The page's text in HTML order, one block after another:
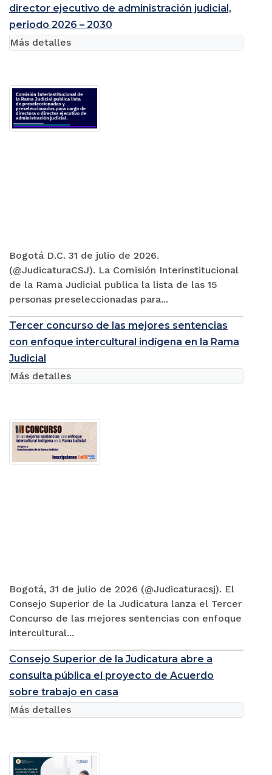
director ejecutivo de administración judicial,
periodo 2026 – 2030
Bogotá D.C. 31 de julio de 2026.
(@JudicaturaCSJ). La Comisión Interinstitucional
de la Rama Judicial publica la lista de las 15
personas preseleccionadas para...
Más detalles
Tercer concurso de las mejores sentencias
con enfoque intercultural indígena en la Rama
Judicial
Bogotá, 31 de julio de 2026 (@Judicaturacsj). El
Consejo Superior de la Judicatura lanza el Tercer
Concurso de las mejores sentencias con enfoque
intercultural...
Más detalles
Consejo Superior de la Judicatura abre a
consulta pública el proyecto de Acuerdo
sobre trabajo en casa
Más detalles